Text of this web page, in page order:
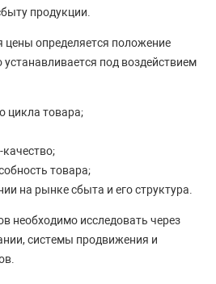
продукции.
цены определяется положение
под воздействием
цикла товара;
товара;
на рынке сбыта и его структура.
необходимо исследовать через
системы продвижения и